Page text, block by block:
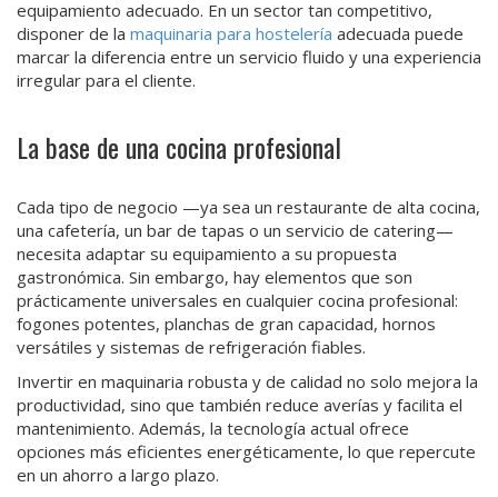
equipamiento adecuado. En un sector tan competitivo,
disponer de la maquinaria para hostelería adecuada puede
marcar la diferencia entre un servicio fluido y una experiencia
irregular para el cliente.
La base de una cocina profesional
Cada tipo de negocio —ya sea un restaurante de alta cocina,
una cafetería, un bar de tapas o un servicio de catering—
necesita adaptar su equipamiento a su propuesta
gastronómica. Sin embargo, hay elementos que son
prácticamente universales en cualquier cocina profesional:
fogones potentes, planchas de gran capacidad, hornos
versátiles y sistemas de refrigeración fiables.
Invertir en maquinaria robusta y de calidad no solo mejora la
productividad, sino que también reduce averías y facilita el
mantenimiento. Además, la tecnología actual ofrece
opciones más eficientes energéticamente, lo que repercute
en un ahorro a largo plazo.